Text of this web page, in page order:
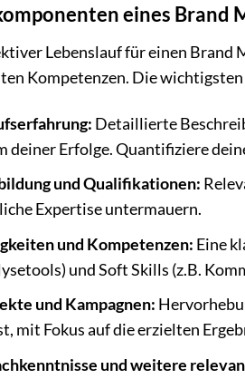
eines Brand
Lebenslauf für einen Brand
Kompetenzen. Die
Detaillierte
deiner Erfolge. Quantifiziere
und Qualifikationen:
Expertise untermauern.
und Kompetenzen: Eine
und Soft Skills (z.B.
und Kampagnen:
mit Fokus auf die erzielten
und weitere